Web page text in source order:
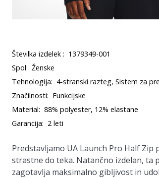
Številka izdelek : 1379349-001
Spol: Ženske
Tehnologija: 4-stranski razteg, Sistem za
Značilnosti: Funkcijske
Material: 88% polyester, 12% elastane
Garancija: 2 leti
Predstavljamo UA Launch Pro Half Zip
strastne do teka. Natančno izdelan,
zagotavlja maksimalno gibljivost in